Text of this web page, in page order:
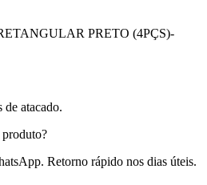
PRETO (4PÇS)-
de atacado.
Retorno rápido nos dias úteis.